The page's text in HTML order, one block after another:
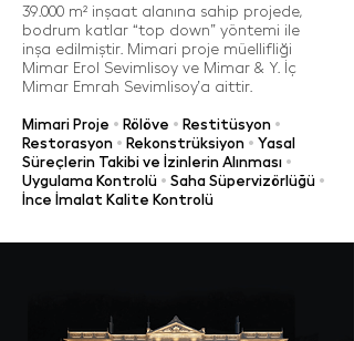
39.000 m² inşaat alanına sahip projede,
bodrum katlar “top down” yöntemi ile
inşa edilmiştir. Mimari proje müellifliği
Mimar Erol Sevimlisoy ve Mimar & Y. İç
Mimar Emrah Sevimlisoy’a aittir.
Mimari Proje • Rölöve • Restitüsyon •
Restorasyon • Rekonstrüksiyon • Yasal
Süreçlerin Takibi ve İzinlerin Alınması •
Uygulama Kontrolü • Saha Süpervizörlüğü •
İnce İmalat Kalite Kontrolü